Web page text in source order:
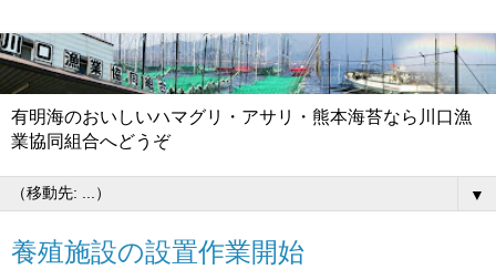
有明海のおいしいハマグリ・アサリ・熊本海苔なら川口漁
業協同組合へどうぞ
▼
養殖施設の設置作業開始